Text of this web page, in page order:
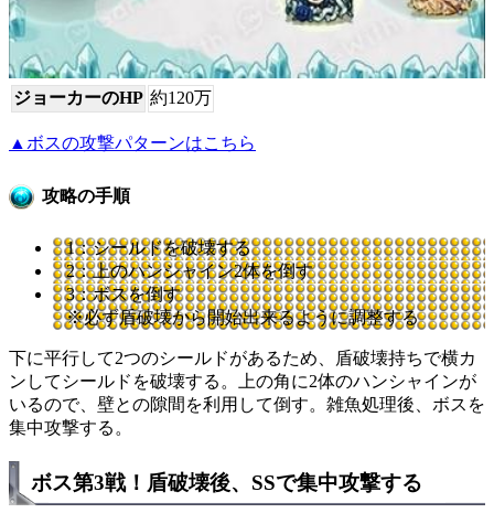
ジョーカーのHP 約120万
▲ボスの攻撃パターンはこちら
攻略の手順
1：シールドを破壊する
2：上のハンシャイン2体を倒す
3：ボスを倒す
※必ず盾破壊から開始出来るように調整する
下に平行して2つのシールドがあるため、盾破壊持ちで横カ
ンしてシールドを破壊する。上の角に2体のハンシャインが
いるので、壁との隙間を利用して倒す。雑魚処理後、ボスを
集中攻撃する。
ボス第3戦！盾破壊後、SSで集中攻撃する